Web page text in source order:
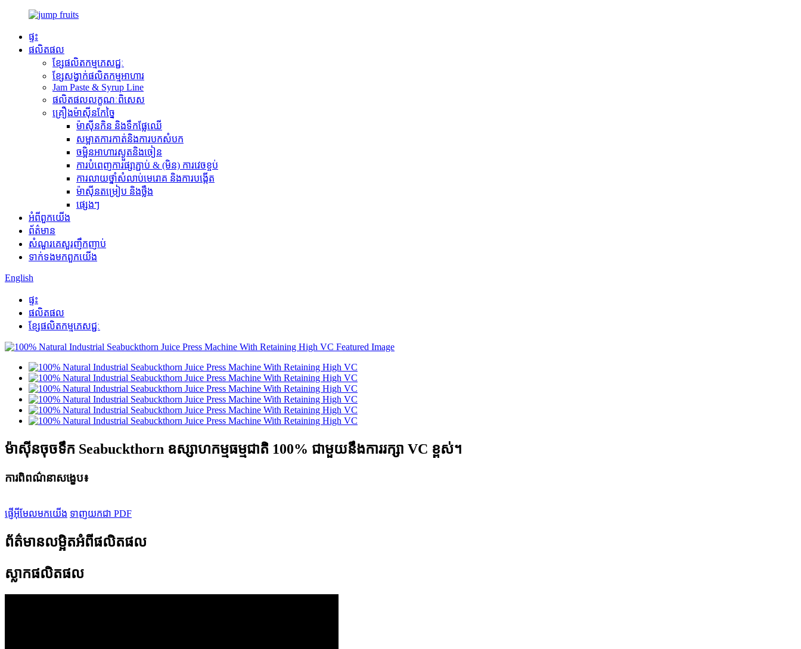
ផ្ទះ
ផលិតផល
ខ្សែផលិតកម្មភេសជ្ជៈ
ខ្សែសង្វាក់ផលិតកម្មអាហារ
Jam Paste & Syrup Line
ផលិតផលលក្ខណៈពិសេស
គ្រឿងម៉ាស៊ីនកែច្នៃ
ម៉ាស៊ីនកិន និងទឹកផ្លែឈើ
សម្អាត​ការ​កាត់​និង​ការ​បក​សំបក
ចម្អិនអាហារស្ងួតនិងចៀន
ការបំពេញការផ្សាភ្ជាប់ & (មិន) ការវេចខ្ចប់
ការលាយថ្នាំសំលាប់មេរោគ និងការបង្កើត
ម៉ាស៊ីនតម្រៀប និងថ្លឹង
ផ្សេងៗ
អំពី​ពួក​យើង
ព័ត៌មាន
សំណួរគេសួរញឹកញាប់
ទាក់ទង​មក​ពួក​យើង
English
ផ្ទះ
ផលិតផល
ខ្សែផលិតកម្មភេសជ្ជៈ
ម៉ាស៊ីនចុចទឹក Seabuckthorn ឧស្សាហកម្មធម្មជាតិ 100% ជាមួយនឹងការរក្សា VC ខ្ពស់។
ការពិពណ៌នាសង្ខេប៖
ផ្ញើអ៊ីមែលមកយើង ទាញយកជា PDF
ព័ត៌មានលម្អិតអំពីផលិតផល
ស្លាកផលិតផល